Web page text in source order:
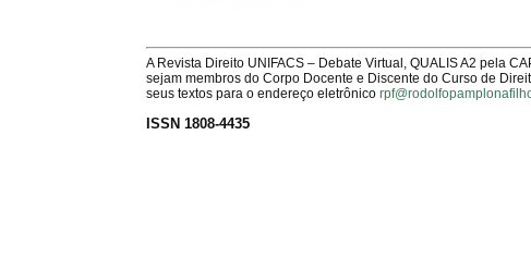
A Revista Direito UNIFACS – Debate Virtual, QUALIS A2 pela
sejam membros do Corpo Docente e Discente do Curso de
seus textos para o endereço eletrônico
ISSN 1808-4435